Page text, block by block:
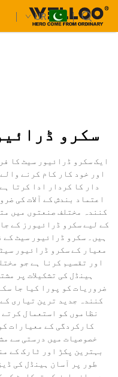
UR
سکرو
ایک سکرو ڈرائیور سیٹ کا
اور خود کار کام کرنے
دار کا کردار ادا کرتا
اعتماد بندش کے آلات کی
کنندہ مختلف صنعتوں میں
کے لیے سکرو ڈرائیورز کے
ہیں۔ سکرو ڈرائیور سیٹ
معیار کے سکرو ڈرائیور
اور تقسیم کرنا ہے جو
ہینڈل کی تشکیلات پر
ضروریات کو پورا کیا جا
کنندہ جدید ترین تیاری
نظاموں کو استعمال
کارکردگی کے معیارات
خصوصیات میں درستی سے
بہترین پکڑ اور ٹارک کے
طور پر آسان ہینڈل کی